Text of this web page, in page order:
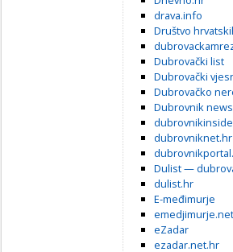
drava.info
Društvo
Dubrovački list
Dubrovački
Dubrovačko
Dubrovnik news
dubrovniknet.hr
Dulist —
dulist.hr
E-međimurje
eZadar
ezadar.net.hr